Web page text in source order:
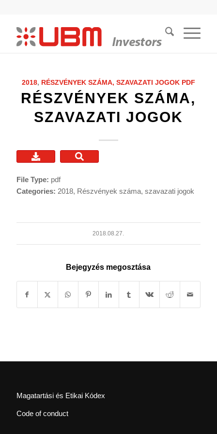
2018, RÉSZVÉNYEK SZÁMA, SZAVAZATI JOGOK PDF
RÉSZVÉNYEK SZÁMA,
SZAVAZATI JOGOK
File Type: pdf
Categories: 2018, Részvények száma, szavazati jogok
2018.08.27.
Bejegyzés megosztása
Magatartási és Etikai Kódex
Code of conduct